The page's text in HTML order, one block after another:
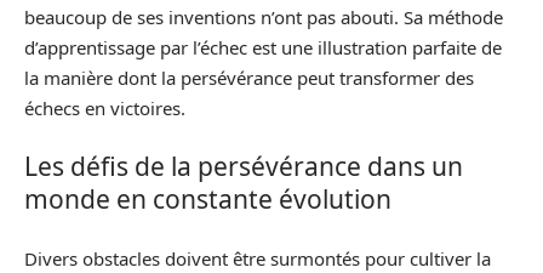
beaucoup de ses inventions n’ont pas abouti. Sa méthode
d’apprentissage par l’échec est une illustration parfaite de
la manière dont la persévérance peut transformer des
échecs en victoires.
Les défis de la persévérance dans un
monde en constante évolution
Divers obstacles doivent être surmontés pour cultiver la